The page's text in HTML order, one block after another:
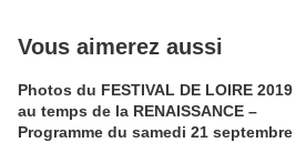
Vous aimerez aussi
Photos du FESTIVAL DE LOIRE 2019
au temps de la RENAISSANCE –
Programme du samedi 21 septembre